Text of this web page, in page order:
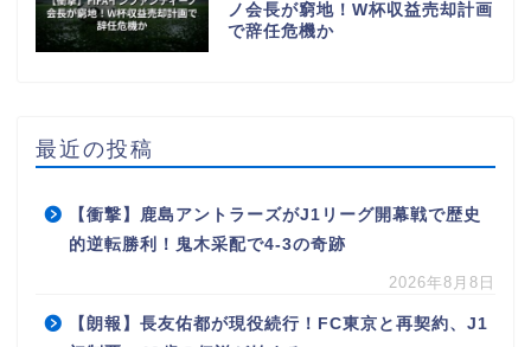
ノ会長が窮地！W杯収益売却計画
で辞任危機か
最近の投稿
【衝撃】鹿島アントラーズがJ1リーグ開幕戦で歴史
的逆転勝利！鬼木采配で4-3の奇跡
2026年8月8日
【朗報】長友佑都が現役続行！FC東京と再契約、J1